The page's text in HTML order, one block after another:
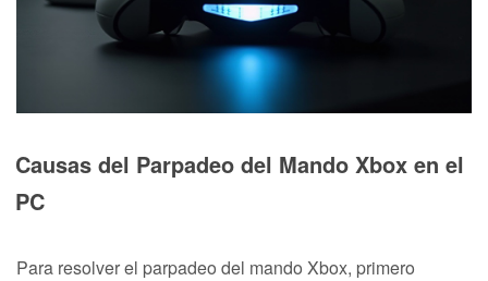
Causas del Parpadeo del Mando Xbox en el
PC
Para resolver el parpadeo del mando Xbox, primero